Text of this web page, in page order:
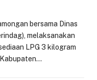
bersama Dinas
melaksanakan
LPG 3 kilogram